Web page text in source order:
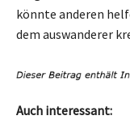
könnte anderen
dem auswanderer
Auch interessant: